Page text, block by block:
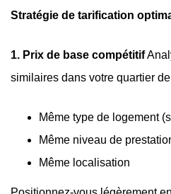
Stratégie de tarification
1. Prix de base compétitif
similaires dans votre quartier
Même type de logement
Même niveau de
Même localisation